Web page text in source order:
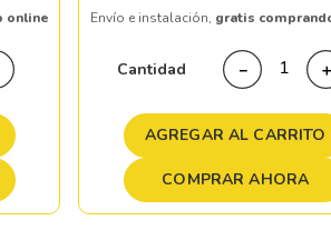
online Envío e instalación, gratis
Cantidad ＋
－
AGREGAR AL CARRITO
COMPRAR AHORA